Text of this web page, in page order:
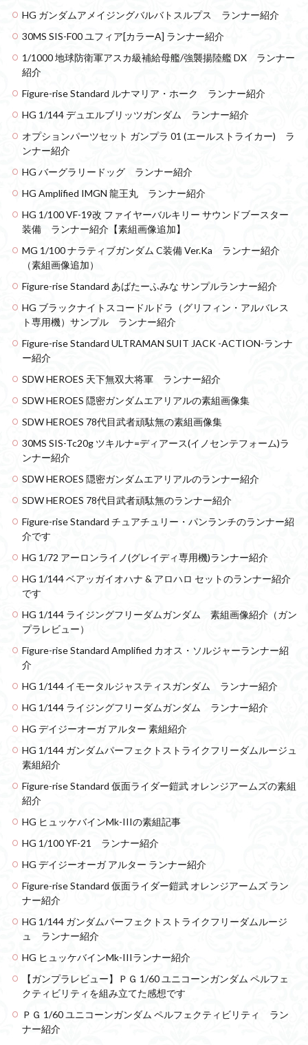
HG ガンダムアメイジングバルバトスルプス ランナー紹介
30MS SIS-F00 ユフィア[カラーA] ランナー紹介
1/1000 地球防衛軍アスカ級補給母艦/強襲揚陸艦 DX ランナー
紹介
Figure-rise Standard ルナマリア・ホーク ランナー紹介
HG 1/144 デュエルブリッツガンダム ランナー紹介
オプションパーツセット ガンプラ 01 (エールストライカー) ラ
ンナー紹介
HG バーグラリードッグ ランナー紹介
HG Amplified IMGN 龍王丸 ランナー紹介
HG 1/100 VF-19改 ファイヤーバルキリー サウンドブースター
装備 ランナー紹介【素組画像追加】
MG 1/100 ナラティブガンダム C装備 Ver.Ka ランナー紹介
（素組画像追加）
Figure-rise Standard あばたーふみな サンプルランナー紹介
HG ブラックナイトスコードルドラ（グリフィン・アルバレス
ト専用機）サンプル ランナー紹介
Figure-rise Standard ULTRAMAN SUIT JACK -ACTION-ランナ
ー紹介
SDW HEROES 天下無双大将軍 ランナー紹介
SDW HEROES 隠密ガンダムエアリアルの素組画像集
SDW HEROES 78代目武者頑駄無の素組画像集
30MS SIS-Tc20g ツキルナ=ディアース(イノセンテフォーム)ラ
ンナー紹介
SDW HEROES 隠密ガンダムエアリアルのランナー紹介
SDW HEROES 78代目武者頑駄無のランナー紹介
Figure-rise Standard チュアチュリー・パンランチのランナー紹
介です
HG 1/72 アーロンライノ(グレイディ専用機)ランナー紹介
HG 1/144 ベアッガイオハナ & アロハロ セットのランナー紹介
です
HG 1/144 ライジングフリーダムガンダム 素組画像紹介（ガン
プラレビュー）
Figure-rise Standard Amplified カオス・ソルジャーランナー紹
介
HG 1/144 イモータルジャスティスガンダム ランナー紹介
HG 1/144 ライジングフリーダムガンダム ランナー紹介
HG デイジーオーガ アルター 素組紹介
HG 1/144 ガンダムパーフェクトストライクフリーダムルージュ
素組紹介
Figure-rise Standard 仮面ライダー鎧武 オレンジアームズの素組
紹介
HG ヒュッケバインMk-IIIの素組記事
HG 1/100 YF-21 ランナー紹介
HG デイジーオーガ アルター ランナー紹介
Figure-rise Standard 仮面ライダー鎧武 オレンジアームズ ラン
ナー紹介
HG 1/144 ガンダムパーフェクトストライクフリーダムルージ
ュ ランナー紹介
HG ヒュッケバインMk-IIIランナー紹介
【ガンプラレビュー】ＰＧ 1/60 ユニコーンガンダム ペルフェ
クティビリティを組み立てた感想です
ＰＧ 1/60 ユニコーンガンダム ペルフェクティビリティ ラン
ナー紹介